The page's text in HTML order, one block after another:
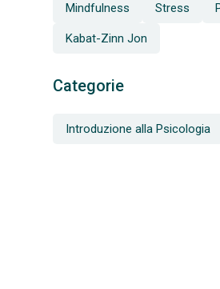
Mindfulness Stress
Kabat-Zinn Jon
Categorie
Introduzione alla Psicologia